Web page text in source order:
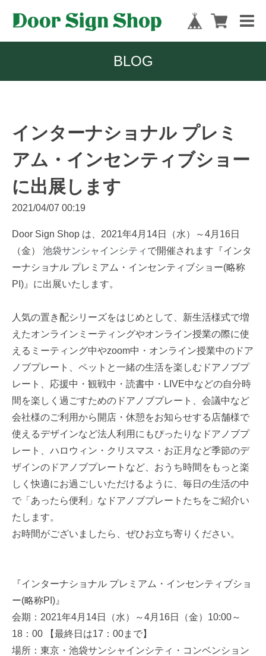
BLOG
インターナショナル プレミ
アム・インセンティブショー
に出展します
2021/04/07 00:19
Door Sign Shop は、2021年4月14日（水）～4月16日
（金） 池袋サンシャインシティ で開催されます『インタ
ーナショナル プレミアム・インセンティブショー(略称
PI)』に出展いたします。
人気の置き配シリーズをはじめとして、新生活様式で増
えたオンラインミーティングやオンライン授業の際に使
えるミーティング中やzoom中・オンライン授業中のドア
ノブプレート、ペットと一緒の生活を楽しむドアノブプ
レート、応援中・観戦中・読書中・LIVE中などの自分時
間を楽しく過ごすためのドアノブプレート、会議中など
会社様のご利用から開店・休憩をお知らせする店舗様で
使えるデザインなど法人利用にもぴったりなドアノブプ
レート、ハロウィン・クリスマス・お正月など季節のデ
ザインのドアノブプレートなど、おうち時間をもっと楽
しく快適にお過ごしいただけるように、毎日の生活の中
で「あったら便利」なドアノブプレートたちをご紹介い
たします。
お時間がございましたら、ぜひお立ち寄りください。
『インターナショナル プレミアム・インセンティブショ
ー(略称PI)』
会期：2021年4月14日（水）～4月16日（金）10:00～
18：00 【最終日は17：00まで】
場所：東京・池袋サンシャインシティ・コンベンション